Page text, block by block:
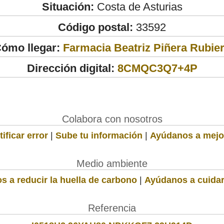
Situación: Costa de Asturias
Código postal: 33592
llegar: Farmacia Beatriz Piñera
Dirección digital: 8CMQC3Q7+4P
Colabora con nosotros
error | Sube tu información | Ayúdanos a
Medio ambiente
a reducir la huella de carbono | Ayúdanos a
Referencia